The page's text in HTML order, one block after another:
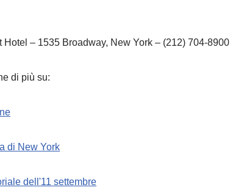
Hotel – 1535 Broadway, New York – (212) 704-8900
di più su:
di New York
dell'11 settembre